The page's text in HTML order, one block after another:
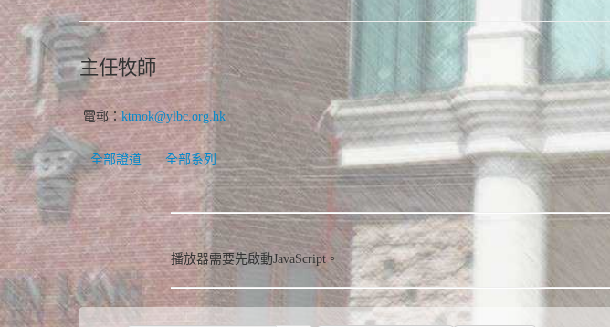
主任牧師
電郵：ktmok@ylbc.org.hk
全部證道 全部系列
播放器需要先啟動JavaScript。